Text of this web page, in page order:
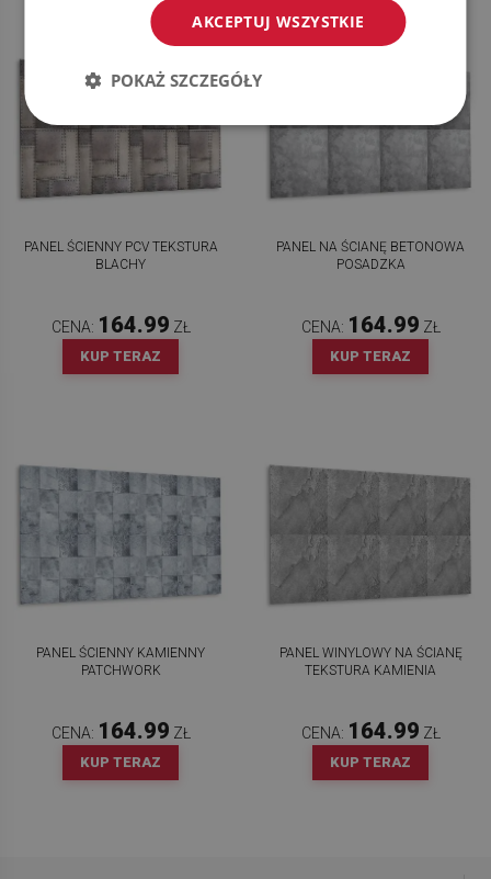
PANEL ŚCIENNY PCV TEKSTURA
BLACHY
CENA: 164.99 ZŁ
KUP TERAZ
PANEL NA ŚCIANĘ BETONOWA
POSADZKA
CENA: 164.99 ZŁ
KUP TERAZ
PANEL ŚCIENNY KAMIENNY
PATCHWORK
CENA: 164.99 ZŁ
KUP TERAZ
PANEL WINYLOWY NA ŚCIANĘ
TEKSTURA KAMIENIA
CENA: 164.99 ZŁ
KUP TERAZ
AKCEPTUJ WSZYSTKIE
POKAŻ SZCZEGÓŁY